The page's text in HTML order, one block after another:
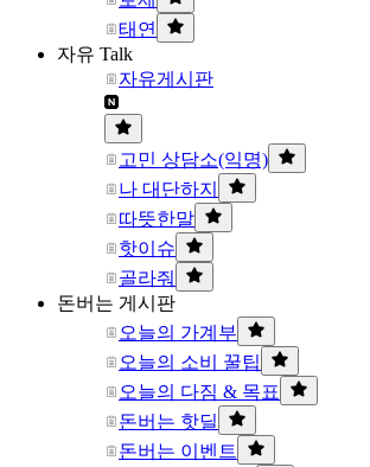
태연
자유 Talk
자유게시판
고민 상담소(익명)
나 대단하지
따뜻한말
핫이슈
골라줘
돈버는 게시판
오늘의 가계부
오늘의 소비 꿀팁
오늘의 다짐 & 목표
돈버는 핫딜
돈버는 이벤트